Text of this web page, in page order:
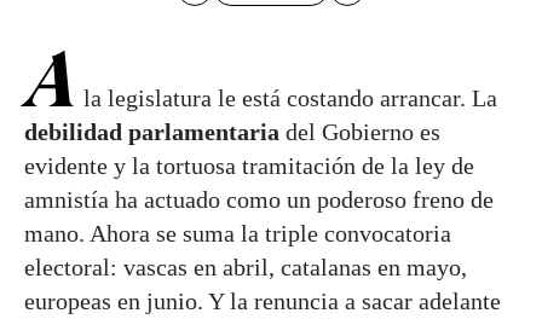
A la legislatura le está costando arrancar. La
debilidad parlamentaria del Gobierno es
evidente y la tortuosa tramitación de la ley de
amnistía ha actuado como un poderoso freno de
mano. Ahora se suma la triple convocatoria
electoral: vascas en abril, catalanas en mayo,
europeas en junio. Y la renuncia a sacar adelante